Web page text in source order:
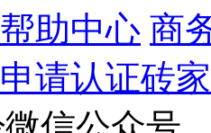
帮助中心 商
申请认证砖家